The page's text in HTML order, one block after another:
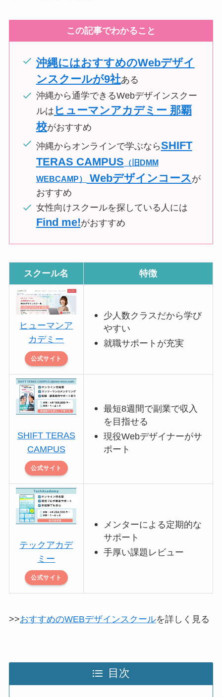
この記事でわかること
沖縄にはおすすめのWebデザイ
ンスクールが9社ある
沖縄から通学できるWebデザインスクー
ルは ヒューマンアカデミー 那覇
校がおすすめ
沖縄からオンラインで学ぶならSHIFT
TERAS CAMPUS （旧DMM
WEBCAMP）
Webデザインコース が
おすすめ
女性向けスクールを探している人には
Find me!がおすすめ
スクール名 特徴
ヒューマンア
カデミー
公式サイト
少人数クラスだから学び
やすい
就職サポートが充実
SHIFT TERAS
CAMPUS
公式サイト
最短8週間で副業で収入
を目指せる
現役Webデザイナーがサ
ポート
テックアカデ
ミー
公式サイト
メンターによる定期的な
サポート
手厚い課題レビュー
>>おすすめのWEBデザインスクールを詳しく見る
目次